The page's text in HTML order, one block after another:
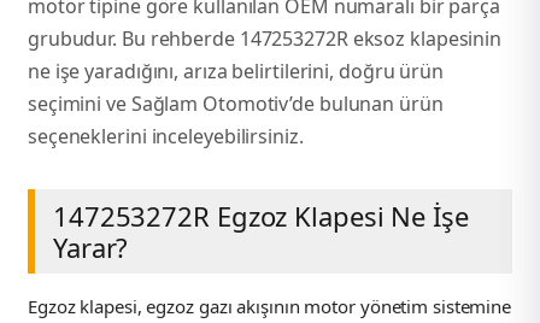
Parça
motor tipine göre kullanılan OEM numaralı bir parça
grubudur. Bu rehberde 147253272R eksoz klapesinin
ne işe yaradığını, arıza belirtilerini, doğru ürün
seçimini ve Sağlam Otomotiv’de bulunan ürün
seçeneklerini inceleyebilirsiniz.
147253272R Egzoz Klapesi Ne İşe
Yarar?
Egzoz klapesi, egzoz gazı akışının motor yönetim sistemine